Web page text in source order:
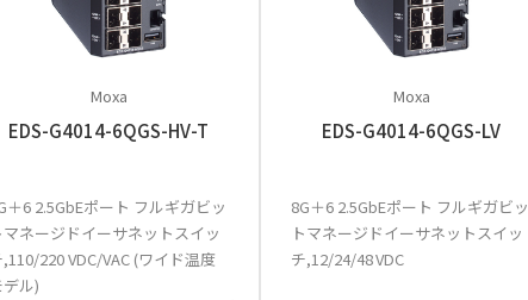
Moxa
EDS-G4014-6QGS-HV-T
＋6 2.5GbEポート フルギガビッ
ネージドイーサネットスイッ
220 VDC/VAC (ワイド温度
ル)
Moxa
EDS-G4014-6QGS-LV
8G＋6 2.5GbEポート フルギガビッ
トマネージドイーサネットスイッ
チ,12/24/48 VDC